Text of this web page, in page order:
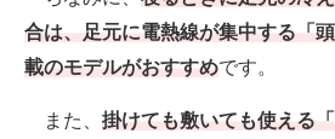
合は、足元に電熱線が集中する「
載のモデルがおすすめです。
また、 掛けても敷いても使える